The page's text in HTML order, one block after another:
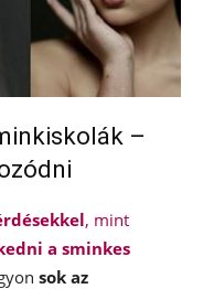
–
, mint
a sminkes
sok az